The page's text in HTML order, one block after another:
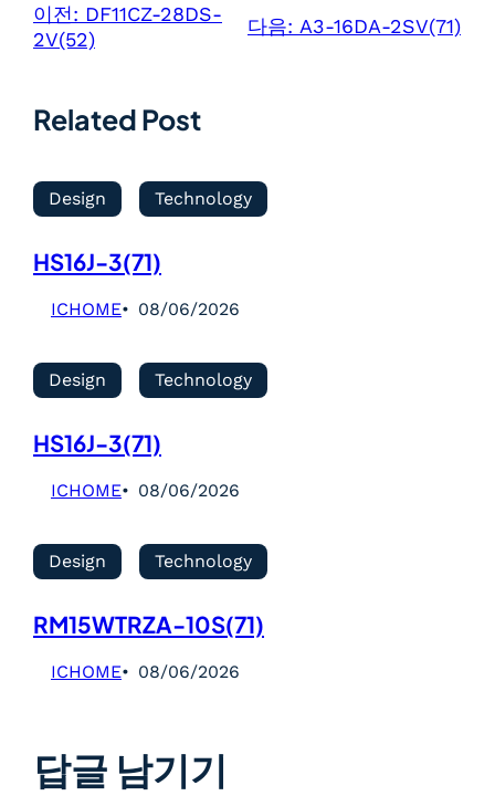
이전: DF11CZ-28DS-
2V(52)
다음: A3-16DA-2SV(71)
Related Post
Design Technology
HS16J-3(71)
ICHOME 08/06/2026
Design Technology
HS16J-3(71)
ICHOME 08/06/2026
Design Technology
RM15WTRZA-10S(71)
ICHOME 08/06/2026
답글 남기기